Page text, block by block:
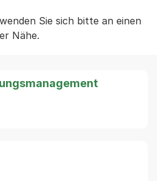
Sie sich bitte an einen
Nähe.